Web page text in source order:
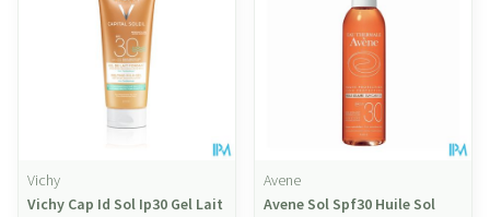
Vichy
Vichy Cap Id Sol Ip30 Gel Lait
Avene
Avene Sol Spf30 Huile Sol